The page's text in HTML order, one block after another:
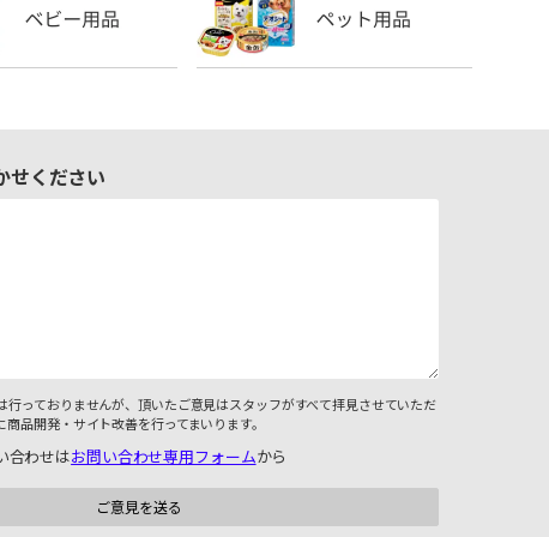
せください
行っておりませんが、頂いたご意見はスタッフがすべて拝見させていただ
品開発・サイト改善を行ってまいります。
合わせはお問い合わせ専用フォームから